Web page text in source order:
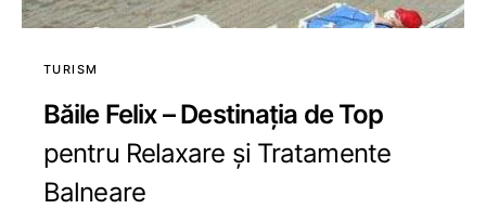
TURISM
Băile Felix – Destinația de Top
pentru Relaxare și Tratamente
Balneare